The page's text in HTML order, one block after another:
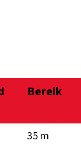
Bereik
35 m